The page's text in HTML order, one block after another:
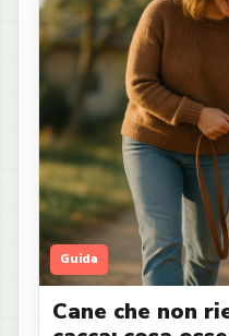
Guida
Cane che non